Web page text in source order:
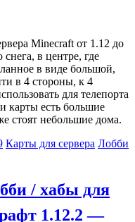
Minecraft от 1.12 до
в центре, где
в виде большой,
в 4 стороны, к 4
для телепорта
карты есть большие
стоят небольшие дома.
Карты для сервера Лобби
/ хабы для
1.12.2 —